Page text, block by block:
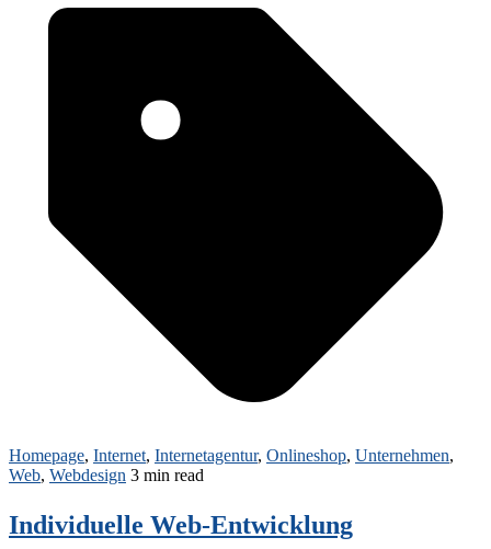
Homepage, Internet, Internetagentur, Onlineshop, Unternehmen,
Web, Webdesign 3 min read
Individuelle Web-Entwicklung